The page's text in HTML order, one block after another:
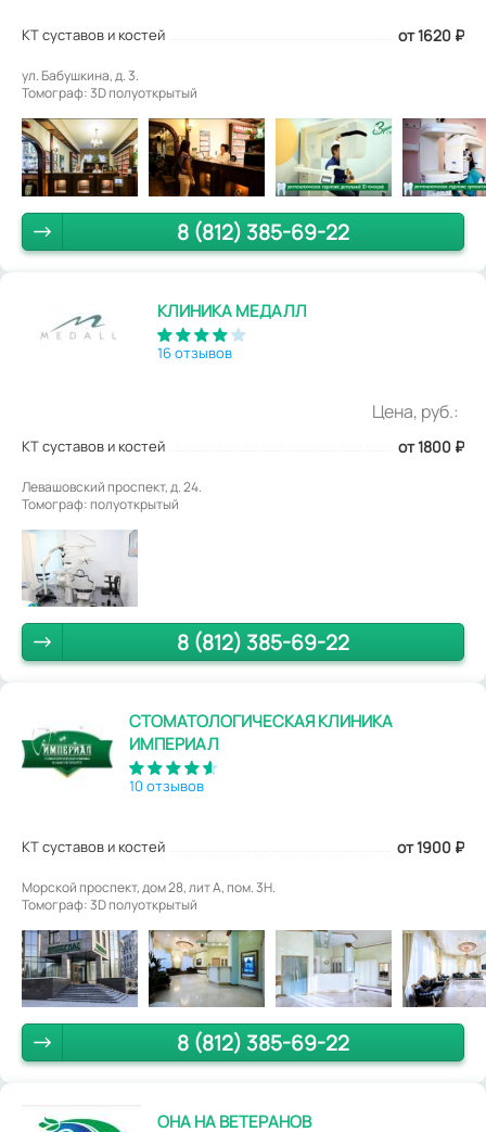
КТ суставов и костей от 1620 ₽
ул. Бабушкина, д. 3.
Томограф: 3D полуоткрытый
8 (812) 385-69-22
КЛИНИКА МЕДАЛЛ
16 отзывов
Цена, руб.:
КТ суставов и костей от 1800 ₽
Левашовский проспект, д. 24.
Томограф: полуоткрытый
8 (812) 385-69-22
СТОМАТОЛОГИЧЕСКАЯ КЛИНИКА
ИМПЕРИАЛ
10 отзывов
КТ суставов и костей от 1900 ₽
Морской проспект, дом 28, лит А, пом. 3Н.
Томограф: 3D полуоткрытый
8 (812) 385-69-22
ОНА НА ВЕТЕРАНОВ